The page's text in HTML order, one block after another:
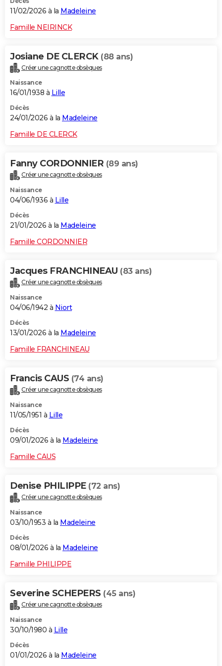
11/02/2026 à la Madeleine
Famille NEIRINCK
Josiane DE CLERCK (88 ans)
Créer une cagnotte obsèques
Naissance
16/01/1938 à Lille
Décès
24/01/2026 à la Madeleine
Famille DE CLERCK
Fanny CORDONNIER (89 ans)
Créer une cagnotte obsèques
Naissance
04/06/1936 à Lille
Décès
21/01/2026 à la Madeleine
Famille CORDONNIER
Jacques FRANCHINEAU (83 ans)
Créer une cagnotte obsèques
Naissance
04/06/1942 à Niort
Décès
13/01/2026 à la Madeleine
Famille FRANCHINEAU
Francis CAUS (74 ans)
Créer une cagnotte obsèques
Naissance
11/05/1951 à Lille
Décès
09/01/2026 à la Madeleine
Famille CAUS
Denise PHILIPPE (72 ans)
Créer une cagnotte obsèques
Naissance
03/10/1953 à la Madeleine
Décès
08/01/2026 à la Madeleine
Famille PHILIPPE
Severine SCHEPERS (45 ans)
Créer une cagnotte obsèques
Naissance
30/10/1980 à Lille
Décès
01/01/2026 à la Madeleine